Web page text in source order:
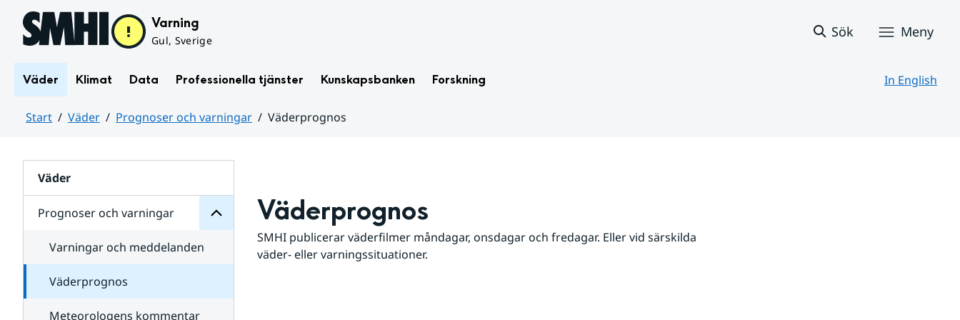
Hoppa till sidans innehåll Varning
Gul, Sverige
Sök Meny
Väder Klimat Data Professionella tjänster Kunskapsbanken Forskning In English
Start Väder Prognoser och varningar
Väderprognos
Väder
Prognoser och varningar
för
varningar
Varningar och meddelanden
Väderprognos
Meteorologens kommentar
Väderprognos
SMHI publicerar väderfilmer måndagar, onsdagar och fredagar. Eller vid särskilda
väder- eller varningssituationer.